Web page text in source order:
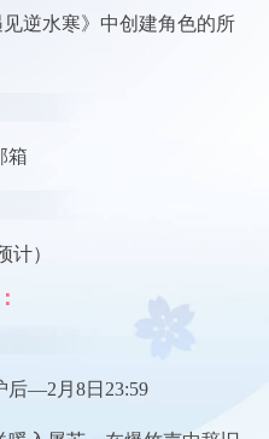
逆水寒》中创建角色的所
箱
）
—2月8日23:59